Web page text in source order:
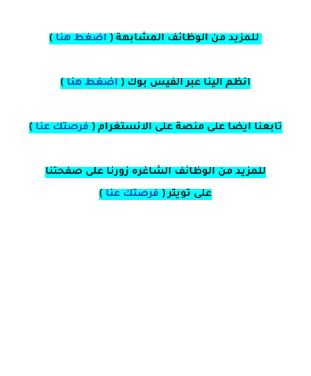
للمزيد من الوظائف المشابهة ( اضغط هنا )
انظم الينا عبر الفيس بوك ( اضغط هنا )
تابعنا ايضا على منصة على الانستغرام ( فرصتك عنا )
للمزيد من الوظائف الشاغره زورنا على صفحتنا
على تويتر( فرصتك عنا )